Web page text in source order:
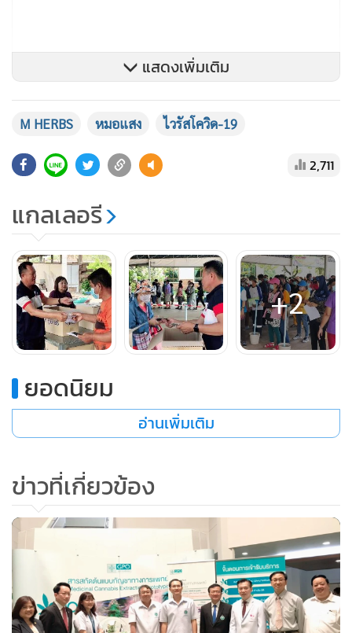
แสดงเพิ่มเติม
M HERBS หมอแสง ไวรัสโควิด-19
2,711
แกลเลอรี
+2
ยอดนิยม
อ่านเพิ่มเติม
ข่าวที่เกี่ยวข้อง